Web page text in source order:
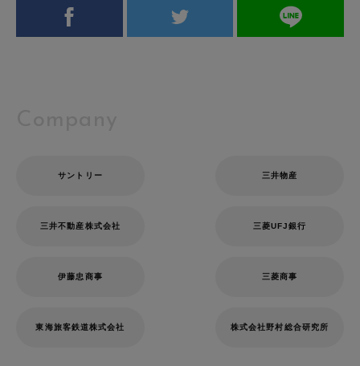
サントリー 三井物産
三井不動産株式会社 三菱UFJ銀行
伊藤忠商事 三菱商事
東海旅客鉄道株式会社 株式会社野村総合研究所